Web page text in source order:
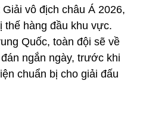
vô địch châu Á 2026,
thế hàng đầu khu vực.
Quốc, toàn đội sẽ về
ngắn ngày, trước khi
chuẩn bị cho giải đấu